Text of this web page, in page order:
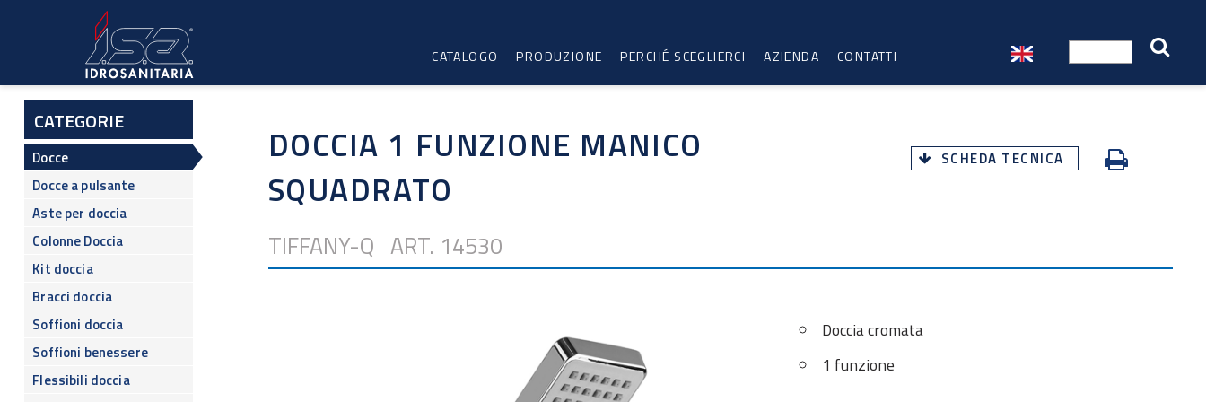
CATALOGO PRODUZIONE PERCHÉ SCEGLIERCI AZIENDA CONTATTI
CATEGORIE
Docce
Docce a pulsante
Aste per doccia
Colonne Doccia
Kit doccia
Bracci doccia
Soffioni doccia
Soffioni benessere
Flessibili doccia
DOCCIA 1 FUNZIONE MANICO
SQUADRATO
TIFFANY-Q ART. 14530
SCHEDA TECNICA
Doccia cromata
1 funzione